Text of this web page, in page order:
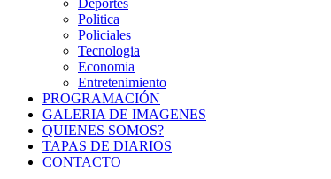
Deportes
Politica
Policiales
Tecnologia
Economia
Entretenimiento
PROGRAMACIÓN
GALERIA DE IMAGENES
QUIENES SOMOS?
TAPAS DE DIARIOS
CONTACTO